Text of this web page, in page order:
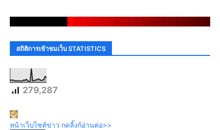
. . . . . . . . . . . . . . . . . . . . .
สถิติการเข้าชมเว็บ STATISTICS
279,287
หน้าเว็บไซต์ข่าว กดลิ้งก์อ่านต่อ>>